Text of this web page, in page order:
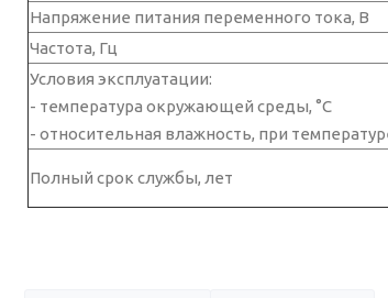
Напряжение питания переменного тока, В
Частота, Гц
Условия эксплуатации:
- температура окружающей среды, °C
- относительная влажность, при
Полный срок службы, лет